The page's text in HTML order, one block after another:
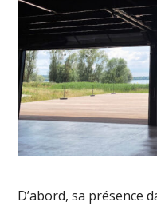
D’abord, sa présence